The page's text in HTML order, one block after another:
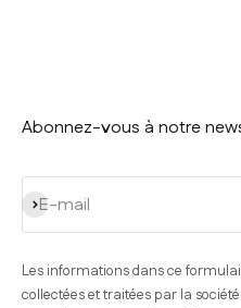
Abonnez-vous à notre
E-mail
S'inscrire
Les informations dans ce
collectées et traitées par la